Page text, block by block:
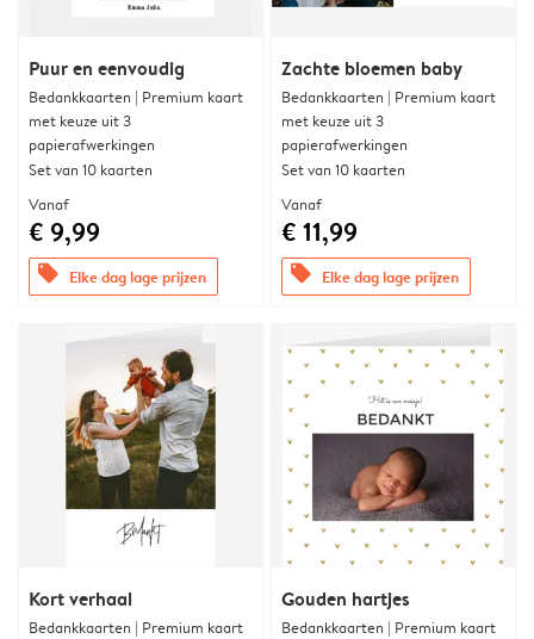
Puur en eenvoudig
Bedankkaarten | Premium kaart
met keuze uit 3
papierafwerkingen
Set van 10 kaarten
Vanaf
€ 9,99
offers Elke dag lage prijzen
Zachte bloemen baby
Bedankkaarten | Premium kaart
met keuze uit 3
papierafwerkingen
Set van 10 kaarten
Vanaf
€ 11,99
offers Elke dag lage prijzen
Kort verhaal
Bedankkaarten | Premium kaart
Gouden hartjes
Bedankkaarten | Premium kaart